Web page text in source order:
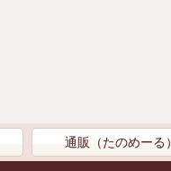
通販（たのめーる）